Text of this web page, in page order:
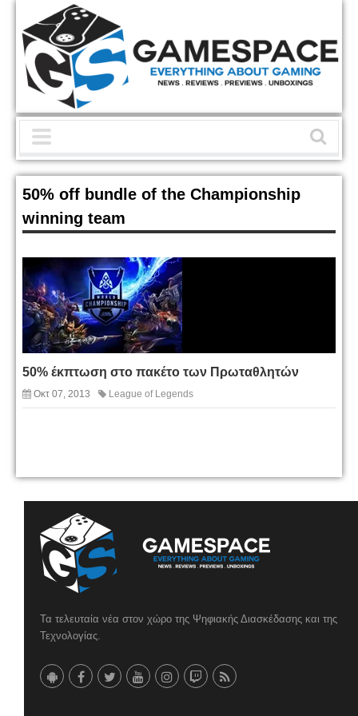
50% off bundle of the Championship
winning team
50% έκπτωση στο πακέτο των Πρωταθλητών
Οκτ 07, 2013 League of Legends
Τα τελευταία νέα στον χώρο της Ψηφιακής Διασκέδασης και της
Τεχνολογίας.